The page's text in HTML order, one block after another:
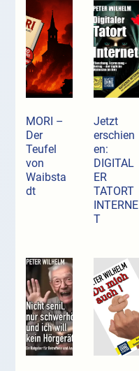
MORI –
Der
Teufel
von
Waibsta
dt
Jetzt
erschien
en:
DIGITAL
ER
TATORT
INTERNE
T